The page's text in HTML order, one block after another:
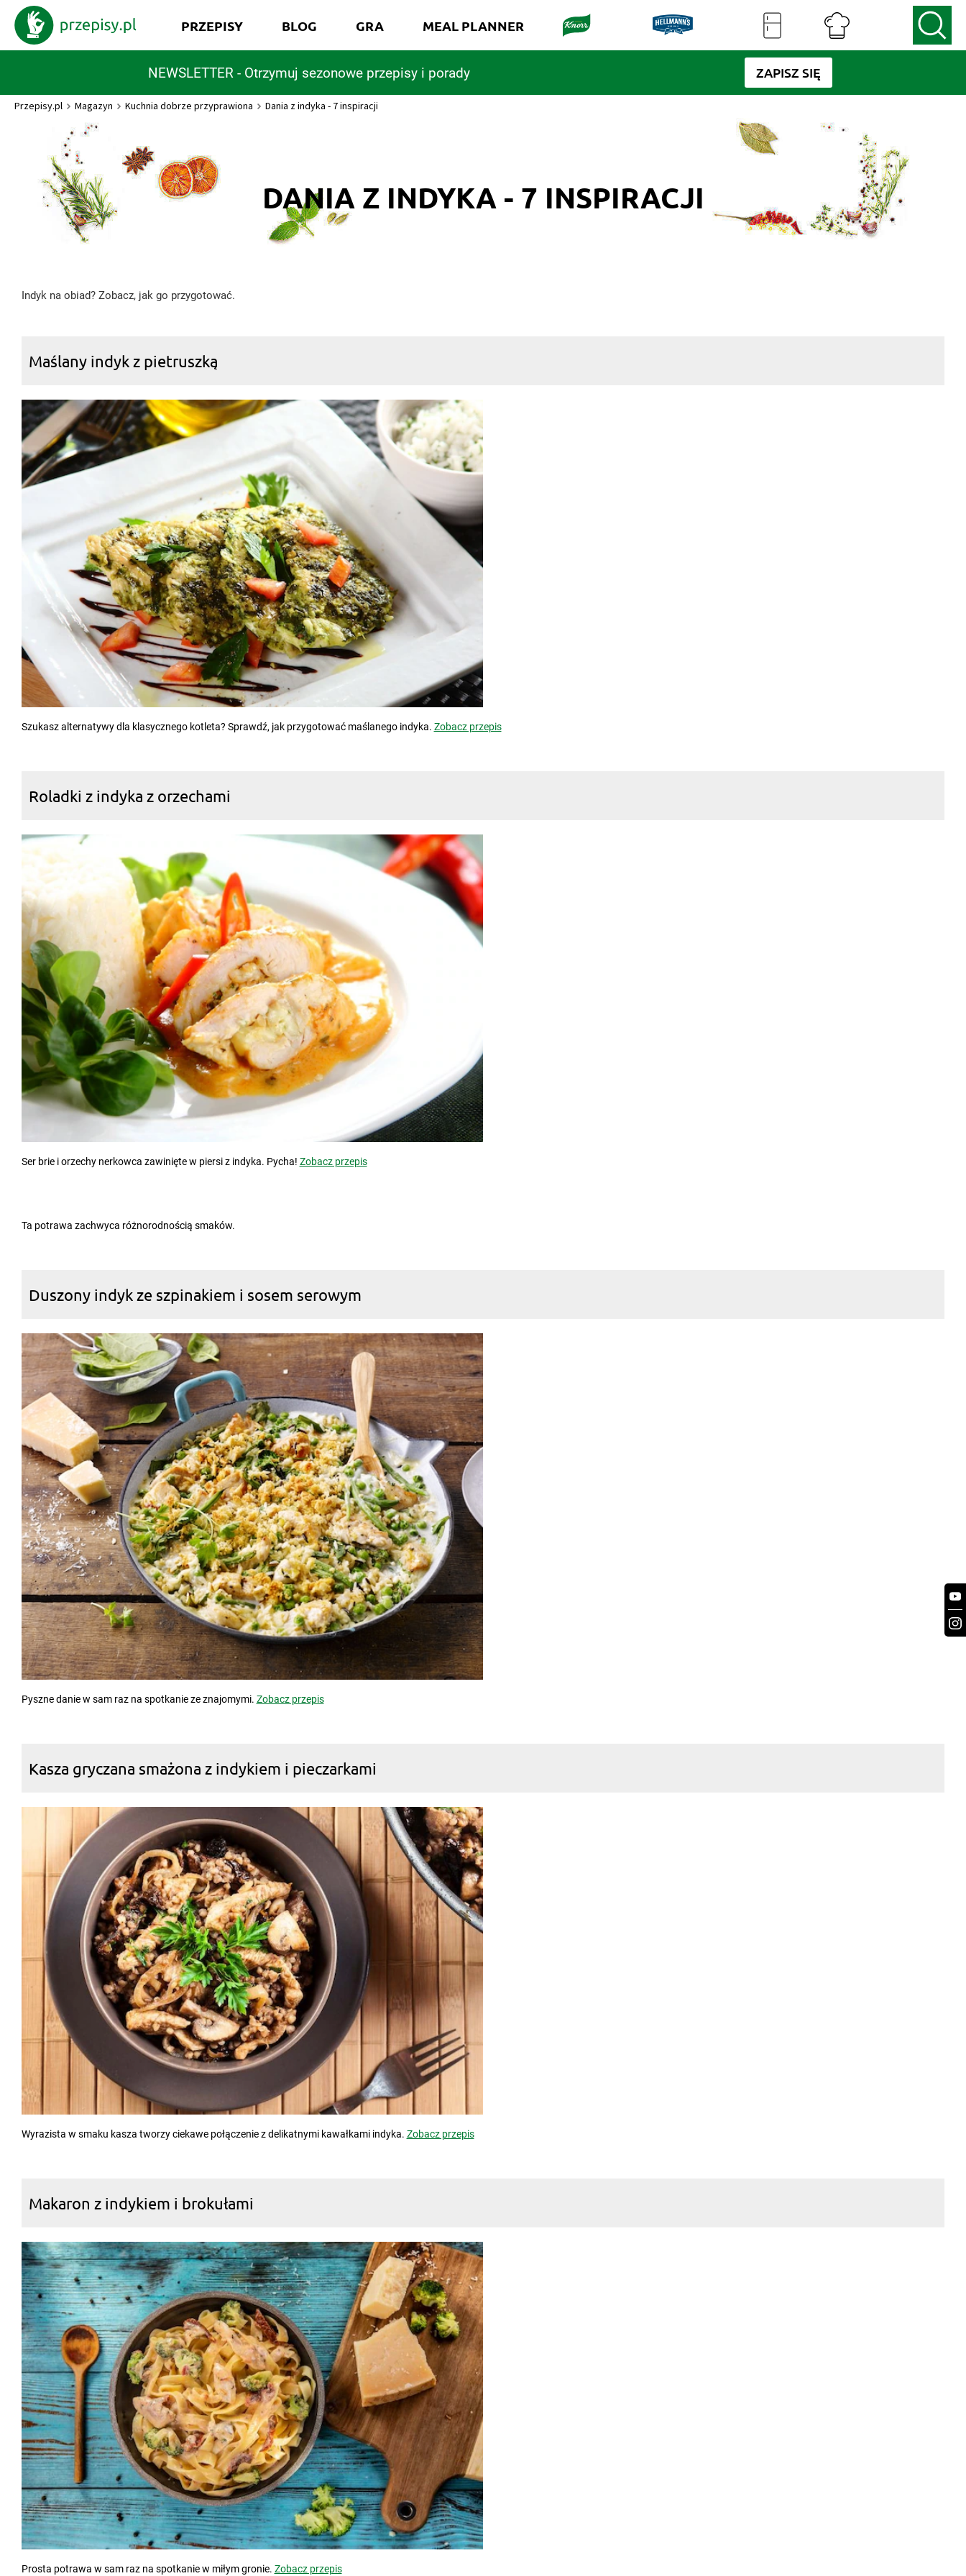
NEWSLETTER - Otrzymuj sezonowe przepisy i porady ZAPISZ SIĘ
PRZEPISY BLOG GRA MEAL PLANNER
Przepisy.pl Magazyn Kuchnia dobrze przyprawiona Dania z indyka - 7 inspiracji
DANIA Z INDYKA - 7 INSPIRACJI
Indyk na obiad? Zobacz, jak go przygotować.
Maślany indyk z pietruszką
Szukasz alternatywy dla klasycznego kotleta? Sprawdź, jak przygotować maślanego indyka. Zobacz przepis
Roladki z indyka z orzechami
Ser brie i orzechy nerkowca zawinięte w piersi z indyka. Pycha! Zobacz przepis
Ta potrawa zachwyca różnorodnością smaków.
Duszony indyk ze szpinakiem i sosem serowym
Pyszne danie w sam raz na spotkanie ze znajomymi. Zobacz przepis
Kasza gryczana smażona z indykiem i pieczarkami
Wyrazista w smaku kasza tworzy ciekawe połączenie z delikatnymi kawałkami indyka. Zobacz przepis
Makaron z indykiem i brokułami
Prosta potrawa w sam raz na spotkanie w miłym gronie. Zobacz przepis